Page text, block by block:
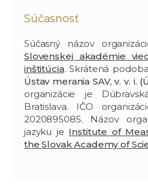
Súčasnosť
Súčasný názov
Slovenskej akadémie
inštitúcia. Skrátená
Ústav merania SAV, v. v. i.
organizácie je
Bratislava. IČO
2020895085. Názov
jazyku je Institute of
the Slovak Academy of